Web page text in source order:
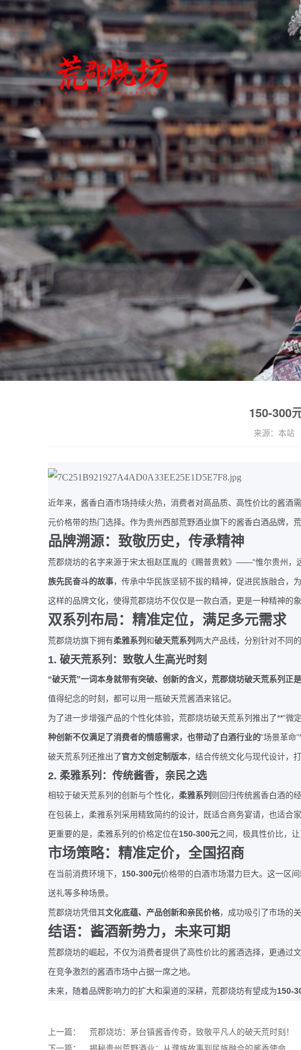
150-300
来源： 本站
近年来，酱香白酒市场持续火热，消费者对高品质、高性价比的酱酒
元价格带的热门选择。作为贵州西部荒野酒业旗下的酱香白酒品牌，
品牌溯源：致敬历史，传承精神
荒郡烧坊的名字来源于宋太祖赵匡胤的《赐普贵敕》 ——“惟尔贵州，
族先民奋斗的故事，传承中华民族坚韧不拔的精神，促进民族融合，
这样的品牌文化，使得荒郡烧坊不仅仅是一款白酒，更是一种精神的
双系列布局：精准定位，满足多元需求
荒郡烧坊旗下拥有柔雅系列 和破天荒系列 两大产品线，分别针对不同
1. 破天荒系列：致敬人生高光时刻
“破天荒”一词本身就带有突破、创新的含义，荒郡烧坊破天荒系列正
值得纪念的时刻，都可以用一瓶破天荒酱酒来铭记。
为了进一步增强产品的个性化体验，荒郡烧坊破天荒系列推出了**“微
种创新不仅满足了消费者的情感需求，也带动了白酒行业的“场景革命
破天荒系列还推出了 官方文创定制版本，结合传统文化与现代设计，
2. 柔雅系列：传统酱香，亲民之选
相较于破天荒系列的创新与个性化， 柔雅系列 则回归传统酱香白酒的
在包装上，柔雅系列采用精致简约的设计，既适合商务宴请，也适合
更重要的是，柔雅系列的价格定位在150-300元之间，极具性价比，
市场策略：精准定价，全国招商
在当前消费环境下， 150-300元价格带的白酒市场潜力巨大。这一区
送礼等多种场景。
荒郡烧坊凭借其文化底蕴、产品创新和亲民价格，成功吸引了市场的
结语：酱酒新势力，未来可期
荒郡烧坊的崛起，不仅为消费者提供了高性价比的酱酒选择，更通过
在竞争激烈的酱酒市场中占据一席之地。
未来，随着品牌影响力的扩大和渠道的深耕，荒郡烧坊有望成为150-
上一篇：
荒郡烧坊：茅台镇酱香传奇，致敬平凡人的破天荒时刻！
下一篇：
揭秘贵州荒野酒业：从濮族故事到民族融合的酱香使命